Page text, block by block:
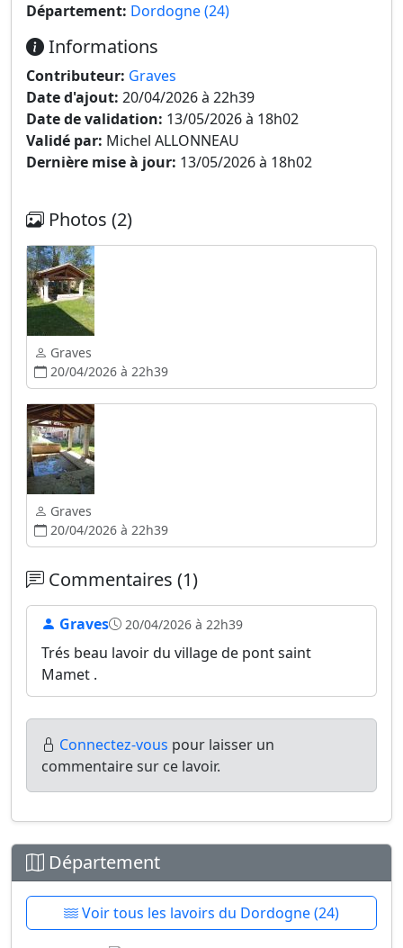
Département: Dordogne (24)
Informations
Contributeur: Graves
Date d'ajout: 20/04/2026 à 22h39
Date de validation: 13/05/2026 à 18h02
Validé par: Michel ALLONNEAU
Dernière mise à jour: 13/05/2026 à 18h02
Photos (2)
Graves
20/04/2026 à 22h39
Graves
20/04/2026 à 22h39
Commentaires (1)
Graves 20/04/2026 à 22h39
Trés beau lavoir du village de pont saint
Mamet .
Connectez-vous pour laisser un
commentaire sur ce lavoir.
Département
Voir tous les lavoirs du Dordogne (24)